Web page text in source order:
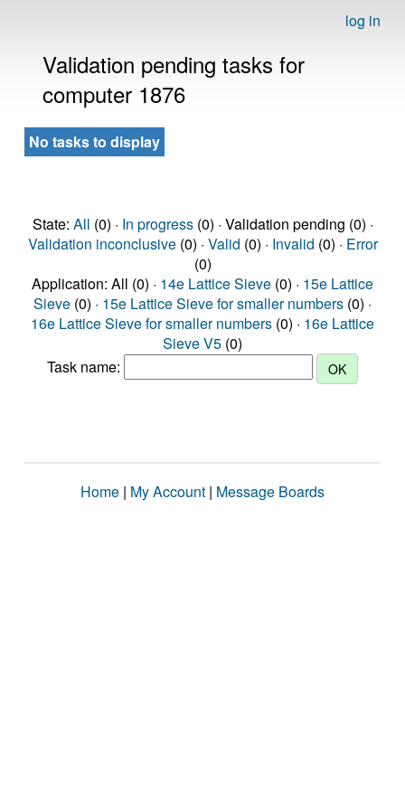
log in
Validation pending tasks for
computer 1876
No tasks to display
State: All (0) · In progress(0) · Validation pending (0) ·
Validation inconclusive(0) · Valid (0) · Invalid (0) · Error
(0)
Application: All (0) · 14e Lattice Sieve (0) · 15e Lattice
Sieve (0) · 15e Lattice Sieve for smaller numbers (0) ·
16e Lattice Sieve for smaller numbers (0) · 16e Lattice
Sieve V5 (0)
Task name:
Home | My Account | Message Boards